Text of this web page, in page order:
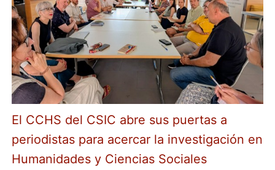
El CCHS del CSIC abre sus puertas a
periodistas para acercar la investigación en
Humanidades y Ciencias Sociales